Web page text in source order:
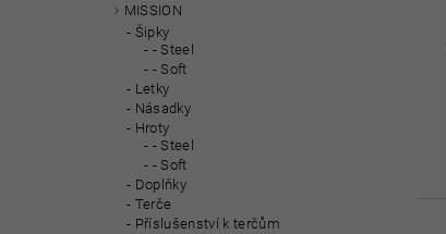
MISSION
Šipky
- Steel
- Soft
Letky
Násadky
Hroty
- Steel
- Soft
Doplňky
Terče
Příslušenství k terčům